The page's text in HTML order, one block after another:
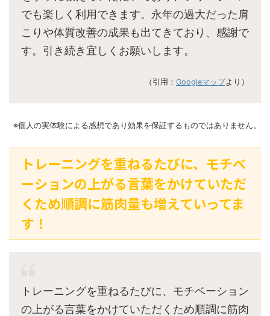
でも楽しく利用できます。永年の過大だった肩
こりや体質改善の成果も出てきており、感謝で
す。引き続き宜しくお願いします。
（引用： Googleマップより）
※個人の実体験による感想であり効果を保証するものではありません。
トレーニングを重ねるたびに、モチベ
ーションの上がる言葉をかけていただ
くため順調に筋肉量も増えていってま
す！
トレーニングを重ねるたびに、モチベーション
の上がる言葉をかけていただくため順調に筋肉